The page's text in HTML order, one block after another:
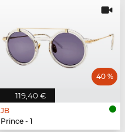
119,40 €
40 %
JB
Prince - 1